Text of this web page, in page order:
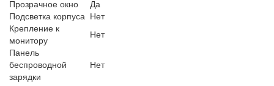
Прозрачное окно
Да
Подсветка корпуса Нет
Крепление к
монитору
Нет
Панель
беспроводной
зарядки
Нет